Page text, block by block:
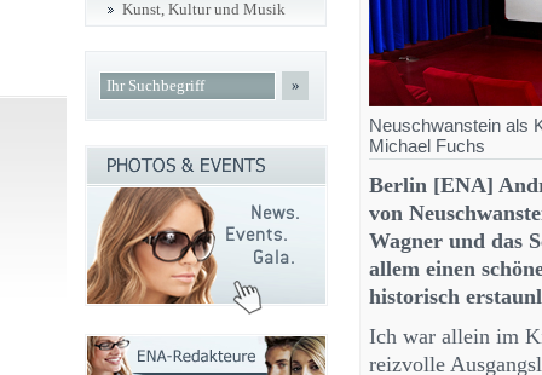
Neuschwanstein als
Michael Fuchs
Berlin [ENA]
von
Wagner und das
allem einen
historisch
Ich war allein im
reizvolle
Kunst, Kultur und Musik
»